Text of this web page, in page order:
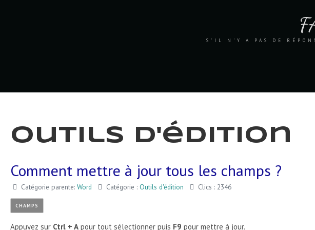
S'IL N'Y A PAS DE
Outils d'édition
Comment mettre à jour tous les champs ?
Catégorie parente: Word Catégorie : Outils d'édition Clics : 2346
CHAMPS
Appuyez sur Ctrl + A pour tout sélectionner puis F9 pour mettre à jour.